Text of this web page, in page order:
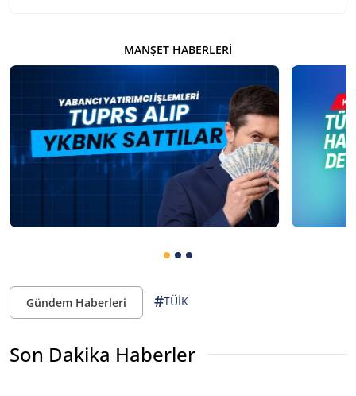
MANŞET HABERLERI
Gündem Haberleri #TÜİK
Son Dakika Haberler